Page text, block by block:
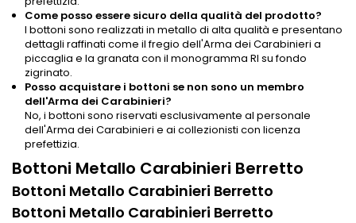
Come posso essere sicuro della qualità del prodotto?
I bottoni sono realizzati in metallo di alta qualità e presentano
dettagli raffinati come il fregio dell'Arma dei Carabinieri a
piccaglia e la granata con il monogramma RI su fondo
zigrinato.
Posso acquistare i bottoni se non sono un membro
dell'Arma dei Carabinieri?
No, i bottoni sono riservati esclusivamente al personale
dell'Arma dei Carabinieri e ai collezionisti con licenza
prefettizia.
Bottoni Metallo Carabinieri Berretto
Bottoni Metallo Carabinieri Berretto
Bottoni Metallo Carabinieri Berretto